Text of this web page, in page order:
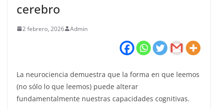
cerebro
2 febrero, 2026 Admin
La neurociencia demuestra que la forma en que leemos
(no sólo lo que leemos) puede alterar
fundamentalmente nuestras capacidades cognitivas.